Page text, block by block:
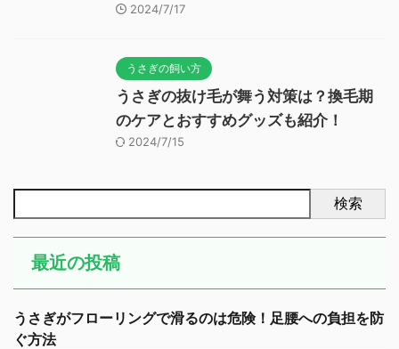
2024/7/17
うさぎの飼い方
うさぎの抜け毛が舞う対策は？換毛期
のケアとおすすめグッズも紹介！
2024/7/15
検索
最近の投稿
うさぎがフローリングで滑るのは危険！足腰への負担を防
ぐ方法